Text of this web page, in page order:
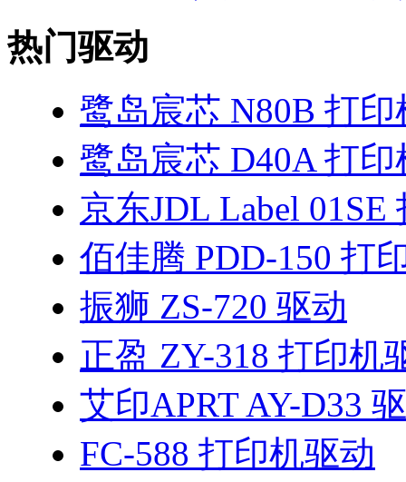
热门驱动
鹭岛宸芯 N80B 打印
鹭岛宸芯 D40A 打印
京东JDL Label 01SE
佰佳腾 PDD-150 打
振狮 ZS-720 驱动
正盈 ZY-318 打印机
艾印APRT AY-D33
FC-588 打印机驱动